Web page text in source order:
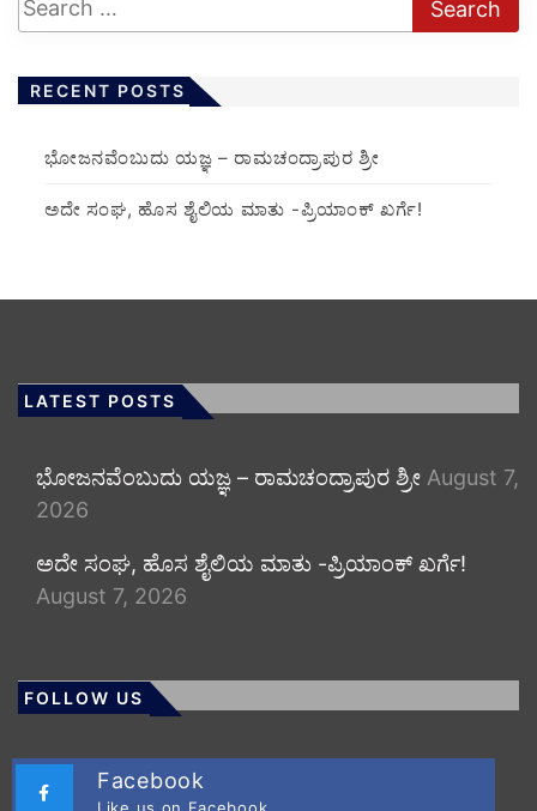
RECENT POSTS
ಭೋಜನವೆಂಬುದು ಯಜ್ಞ – ರಾಮಚಂದ್ರಾಪುರ ಶ್ರೀ
ಅದೇ ಸಂಘ, ಹೊಸ ಶೈಲಿಯ ಮಾತು -ಪ್ರಿಯಾಂಕ್ ಖರ್ಗೆ!
LATEST POSTS
ಭೋಜನವೆಂಬುದು ಯಜ್ಞ – ರಾಮಚಂದ್ರಾಪುರ ಶ್ರೀ August 7,
2026
ಅದೇ ಸಂಘ, ಹೊಸ ಶೈಲಿಯ ಮಾತು -ಪ್ರಿಯಾಂಕ್ ಖರ್ಗೆ!
August 7, 2026
FOLLOW US
Facebook